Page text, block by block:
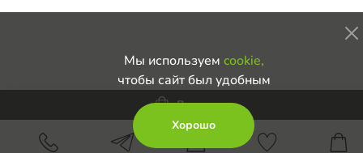
Мы используем cookie,
чтобы сайт был удобным
Хорошо
В корзину